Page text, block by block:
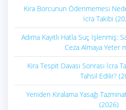
Kira Borcunun Ödenmemesi
İcra Takibi
Adıma Kayıtlı Hatla Suç İşlenmiş:
Ceza Almaya Yeter
Kira Tespit Davası Sonrası İcra
Tahsil Edilir?
Yeniden Kiralama Yasağı
(2026)